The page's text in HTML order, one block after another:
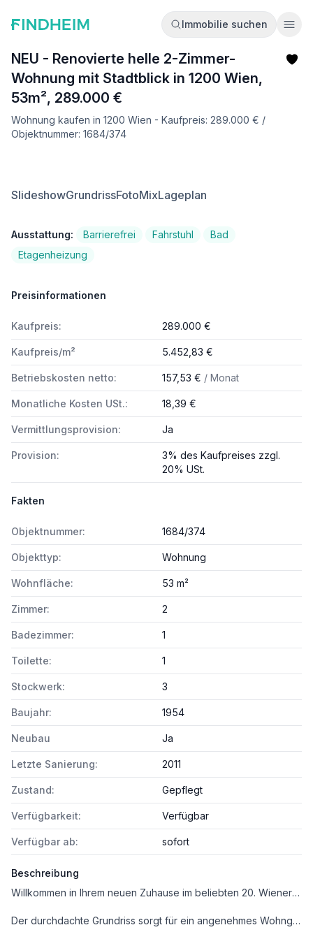
Immobilie suchen
NEU - Renovierte helle 2-Zimmer-
Wohnung mit Stadtblick in 1200 Wien,
53m², 289.000 €
Wohnung kaufen in 1200 Wien - Kaufpreis: 289.000 € /
Objektnummer: 1684/374
SlideshowGrundrissFotoMixLageplan
Ausstattung: Barrierefrei Fahrstuhl
Bad
Etagenheizung
Preisinformationen
Kaufpreis: 289.000 €
Kaufpreis/m² 5.452,83 €
Betriebskosten netto: 157,53 € / Monat
Monatliche Kosten USt.: 18,39 €
Vermittlungsprovision: Ja
Provision:
3% des Kaufpreises zzgl.
20% USt.
Fakten
Objektnummer: 1684/374
Objekttyp: Wohnung
Wohnfläche: 53 m²
Zimmer: 2
Badezimmer: 1
Toilette: 1
Stockwerk: 3
Baujahr: 1954
Neubau Ja
Letzte Sanierung: 2011
Zustand: Gepflegt
Verfügbarkeit: Verfügbar
Verfügbar ab: sofort
Beschreibung
Willkommen in Ihrem neuen Zuhause im beliebten 20. Wiener Gemeindebezirk! Diese helle 2-Zimmer-Wohnung befindet sich in der 3. Etage eines gepflegten Hauses und bietet auf 53 m² Wohnfläche alles, was das Herz begehrt.
Der durchdachte Grundriss sorgt für ein angenehmes Wohngefühl und viel Komfort. Die Wohnung besticht durch ihren hellen, freundlichen Charakter und den herrlichen Stadtblick, der Ihnen jeden Tag aufs Neue ein Gefühl von Weite und Lebensfreude schenkt. Hochwertiger Laminatboden sorgt für eine warme Atmosphäre, während die moderne Einbauküche Ihre Kochträume wahr werden lässt.